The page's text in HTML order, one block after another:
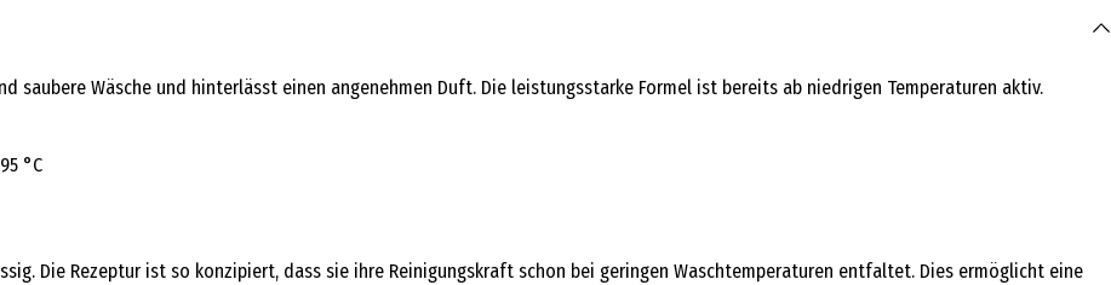
saubere Wäsche und hinterlässt einen angenehmen Duft. Die leistungsstarke Formel ist bereits ab niedrigen Temperaturen aktiv.
°C
Die Rezeptur ist so konzipiert, dass sie ihre Reinigungskraft schon bei geringen Waschtemperaturen entfaltet. Dies ermöglicht eine